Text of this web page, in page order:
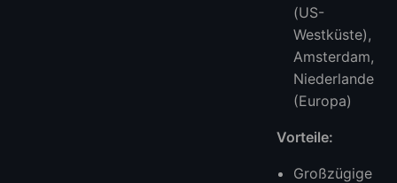
(US-
Westküste),
Amsterdam,
Niederlande
(Europa)
Vorteile:
Großzügige